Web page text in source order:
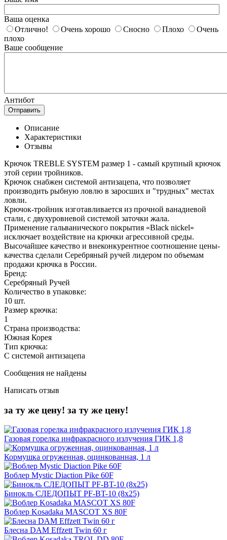
Ваша оценка
Отлично!
Очень хорошо Сносно Плохо
Очень
плохо
Ваше сообщение
Антибот
Отправить
Описание
Характеристики
Отзывы
Крючок TREBLE SYSTEM размер 1 - самый крупный крючок
этой серии тройников.
Крючок снабжен системой антизацепа, что позволяет
производить рыбную ловлю в заросших и "трудных" местах
ловли.
Крючок-тройник изготавливается из прочной ванадиевой
стали, с двухуровневой системой заточки жала.
Применение гальванического покрытия «Black nickel»
исключает воздействие на крючки агрессивной среды.
Высочайшее качество и внеконкурентное соотношение цены-
качества сделали Серебряный ручей лидером по объемам
продажи крючка в России.
Бренд:
Серебряный Ручей
Количество в упаковке:
10 шт.
Размер крючка:
1
Страна производства:
Южная Корея
Тип крючка:
С системой антизацепа
Сообщения не найдены
Написать отзыв
за ту же цену! за ту же цену!
Газовая горелка инфракрасного излучения ГИК 1,8
Кормушка огруженная, оцинкованная, 1 л
Воблер Mystic Diaction Pike 60F
Бинокль СЛЕДОПЫТ PF-BT-10 (8х25)
Воблер Kosadaka MASCOT XS 80F
Блесна DAM Effzett Twin 60 г